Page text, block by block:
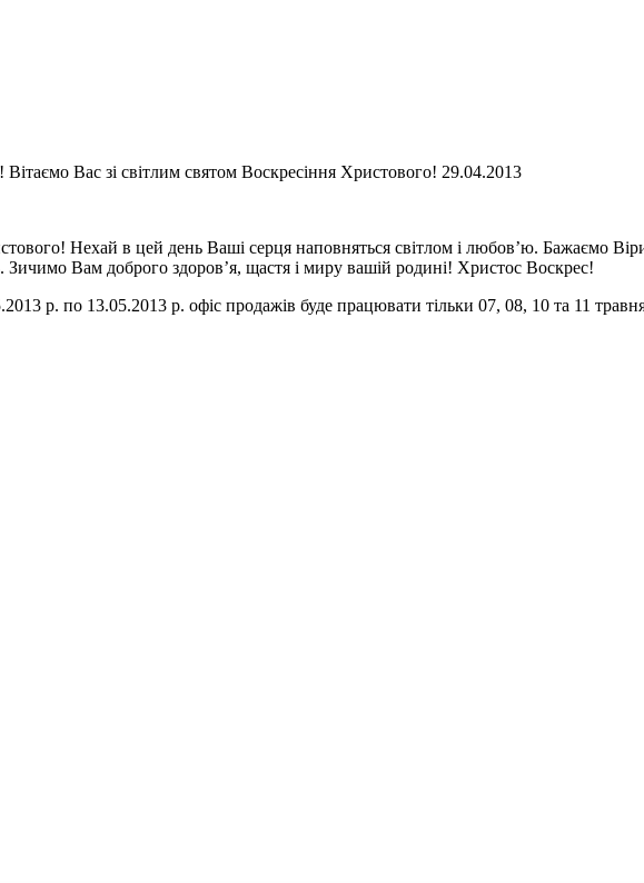
Вітаємо Вас зі світлим святом Воскресіння Христового! 29.04.2013
Нехай в цей день Ваші серця наповняться світлом і любов’ю. Бажаємо
Вам доброго здоров’я, щастя і миру вашій родині! Христос Воскрес!
р. по 13.05.2013 р. офіс продажів буде працювати тільки 07, 08, 10 та 11